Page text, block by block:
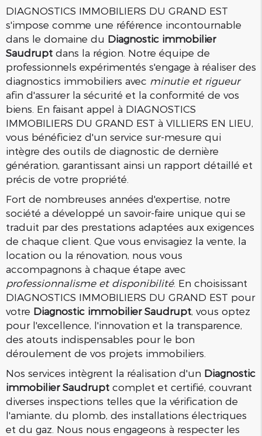
DIAGNOSTICS IMMOBILIERS DU GRAND EST
s'impose comme une référence incontournable
dans le domaine du Diagnostic immobilier
Saudrupt dans la région. Notre équipe de
professionnels expérimentés s'engage à réaliser des
diagnostics immobiliers avec minutie et rigueur
afin d'assurer la sécurité et la conformité de vos
biens. En faisant appel à DIAGNOSTICS
IMMOBILIERS DU GRAND EST à VILLIERS EN LIEU,
vous bénéficiez d'un service sur-mesure qui
intègre des outils de diagnostic de dernière
génération, garantissant ainsi un rapport détaillé et
précis de votre propriété.
Fort de nombreuses années d'expertise, notre
société a développé un savoir-faire unique qui se
traduit par des prestations adaptées aux exigences
de chaque client. Que vous envisagiez la vente, la
location ou la rénovation, nous vous
accompagnons à chaque étape avec
professionnalisme et disponibilité. En choisissant
DIAGNOSTICS IMMOBILIERS DU GRAND EST pour
votre Diagnostic immobilier Saudrupt, vous optez
pour l'excellence, l'innovation et la transparence,
des atouts indispensables pour le bon
déroulement de vos projets immobiliers.
Nos services intègrent la réalisation d'un Diagnostic
immobilier Saudrupt complet et certifié, couvrant
diverses inspections telles que la vérification de
l'amiante, du plomb, des installations électriques
et du gaz. Nous nous engageons à respecter les